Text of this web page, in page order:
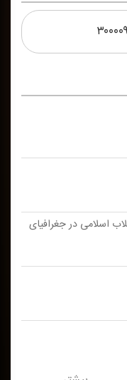
اسلامی در جغرافیای